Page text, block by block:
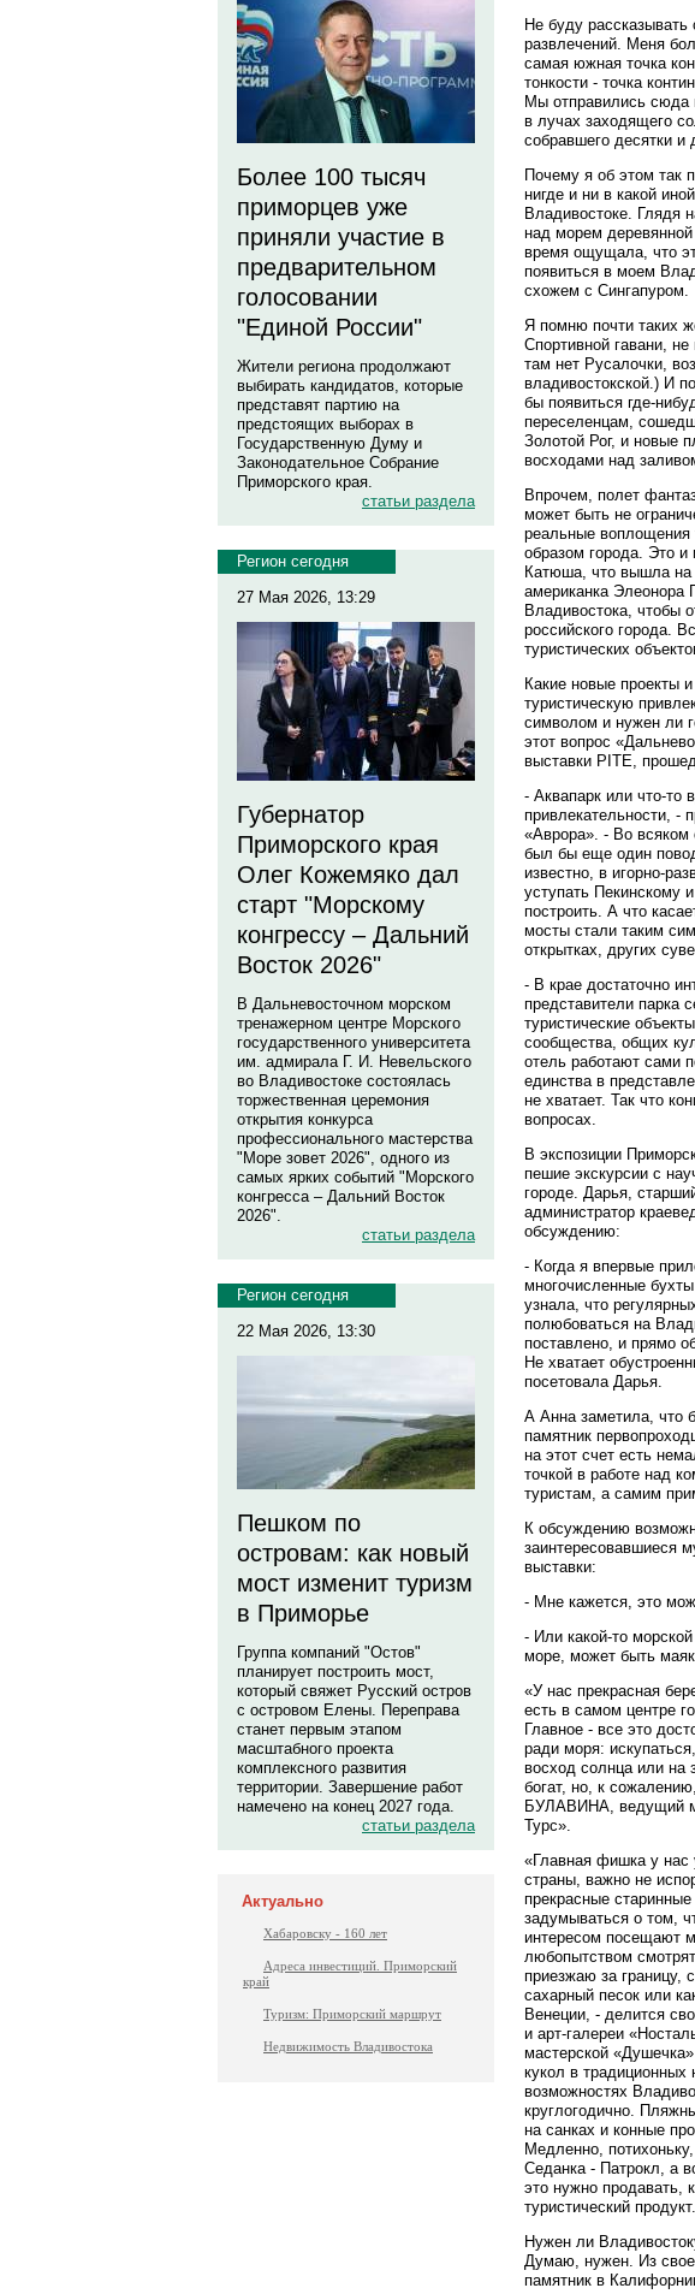
Более 100 тысяч
приморцев уже
приняли участие в
предварительном
голосовании
"Единой России"
Жители региона продолжают
выбирать кандидатов, которые
представят партию на
предстоящих выборах в
Государственную Думу и
Законодательное Собрание
Приморского края.
статьи раздела
Регион сегодня
27 Мая 2026, 13:29
Губернатор
Приморского края
Олег Кожемяко дал
старт "Морскому
конгрессу – Дальний
Восток 2026"
В Дальневосточном морском
тренажерном центре Морского
государственного университета
им. адмирала Г. И. Невельского
во Владивостоке состоялась
торжественная церемония
открытия конкурса
профессионального мастерства
"Море зовет 2026", одного из
самых ярких событий "Морского
конгресса – Дальний Восток
2026".
статьи раздела
Регион сегодня
22 Мая 2026, 13:30
Пешком по
островам: как новый
мост изменит туризм
в Приморье
Группа компаний "Остов"
планирует построить мост,
который свяжет Русский остров
с островом Елены. Переправа
станет первым этапом
масштабного проекта
комплексного развития
территории. Завершение работ
намечено на конец 2027 года.
статьи раздела
Актуально
Хабаровску - 160 лет
Адреса инвестиций. Приморский
край
Туризм: Приморский маршрут
Недвижимость Владивостока
Не буду рассказывать
развлечений. Меня
самая южная точка
тонкости - точка
Мы отправились сюда
в лучах заходящего
собравшего десятки и
Почему я об этом так
нигде и ни в какой
Владивостоке. Глядя
над морем
время ощущала, что
появиться в моем
схожем с Сингапуром.
Я помню почти таких
Спортивной гавани,
там нет Русалочки,
владивостокской.) И
бы появиться где-
переселенцам,
Золотой Рог, и новые
восходами над
Впрочем, полет
может быть не
реальные воплощения
образом города. Это и
Катюша, что вышла на
американка Элеонора
Владивостока, чтобы
российского города.
туристических
Какие новые проекты
туристическую
символом и нужен ли
этот вопрос
выставки PITE,
- Аквапарк или что-то
привлекательности, -
«Аврора». - Во всяком
был бы еще один
известно, в игорно-
уступать Пекинскому
построить. А что
мосты стали таким
открытках, других
- В крае достаточно
представители парка
туристические
сообщества, общих
отель работают сами
единства в
не хватает. Так что
вопросах.
В экспозиции
пешие экскурсии с
городе. Дарья,
администратор
обсуждению:
- Когда я впервые
многочисленные
узнала, что
полюбоваться на
поставлено, и прямо
Не хватает
посетовала Дарья.
А Анна заметила, что
памятник
на этот счет есть
точкой в работе над
туристам, а самим
К обсуждению
заинтересовавшиеся
выставки:
- Мне кажется, это
- Или какой-то
море, может быть
«У нас прекрасная
есть в самом центре
Главное - все это
ради моря:
восход солнца или на
богат, но, к
БУЛАВИНА, ведущий
Турс».
«Главная фишка у нас
страны, важно не
прекрасные
задумываться о том,
интересом посещают
любопытством
приезжаю за границу,
сахарный песок или
Венеции, - делится
и арт-галереи
мастерской
кукол в традиционных
возможностях
круглогодично.
на санках и конные
Медленно,
Седанка - Патрокл, а
это нужно продавать,
туристический продукт.
Нужен ли
Думаю, нужен. Из
памятник в